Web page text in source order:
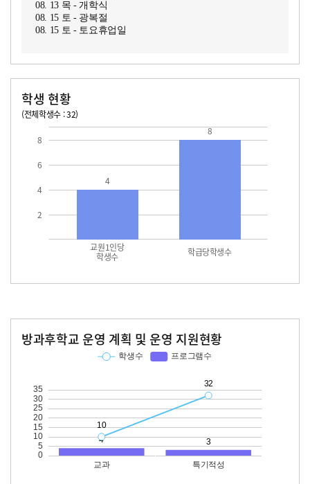
08. 13 목 - 개학식
08. 15 토 - 광복절
08. 15 토 - 토요휴업일
학생 현황
(전체학생수 : 32)
2
4
6
8
교원1인당
학생수 학급당학생수
4
8
방과후학교 운영 계획 및 운영 지원현황